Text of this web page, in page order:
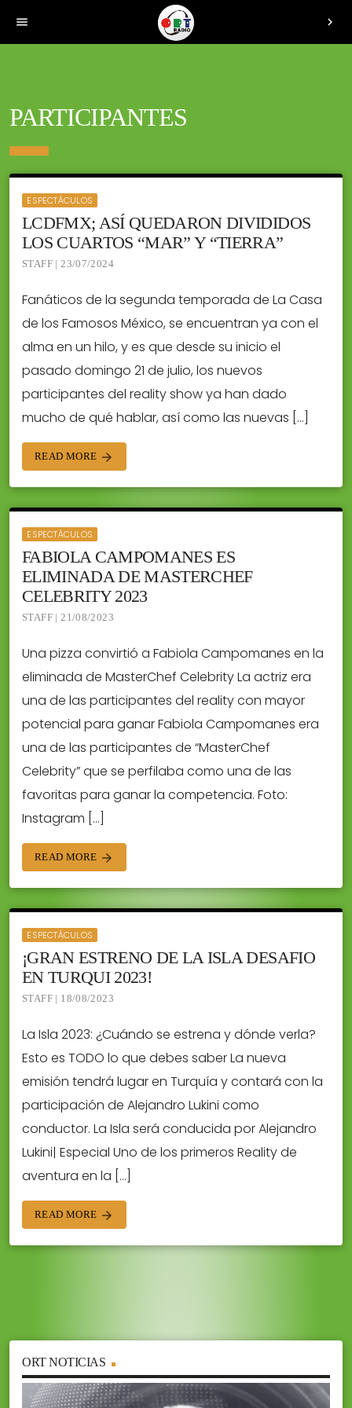
menu chevron_right
PARTICIPANTES
ESPECTÁCULOS
LCDFMX; ASÍ QUEDARON DIVIDIDOS
LOS CUARTOS “MAR” Y “TIERRA”
STAFF | 23/07/2024
Fanáticos de la segunda temporada de La Casa
de los Famosos México, se encuentran ya con el
alma en un hilo, y es que desde su inicio el
pasado domingo 21 de julio, los nuevos
participantes del reality show ya han dado
mucho de qué hablar, así como las nuevas […]
READ MORE arrow_forward
ESPECTÁCULOS
FABIOLA CAMPOMANES ES
ELIMINADA DE MASTERCHEF
CELEBRITY 2023
STAFF | 21/08/2023
Una pizza convirtió a Fabiola Campomanes en la
eliminada de MasterChef Celebrity La actriz era
una de las participantes del reality con mayor
potencial para ganar Fabiola Campomanes era
una de las participantes de “MasterChef
Celebrity” que se perfilaba como una de las
favoritas para ganar la competencia. Foto:
Instagram […]
READ MORE arrow_forward
ESPECTÁCULOS
¡GRAN ESTRENO DE LA ISLA DESAFIO
EN TURQUI 2023!
STAFF | 18/08/2023
La Isla 2023: ¿Cuándo se estrena y dónde verla?
Esto es TODO lo que debes saber La nueva
emisión tendrá lugar en Turquía y contará con la
participación de Alejandro Lukini como
conductor. La Isla será conducida por Alejandro
Lukini| Especial Uno de los primeros Reality de
aventura en la […]
READ MORE arrow_forward
ORT NOTICIAS